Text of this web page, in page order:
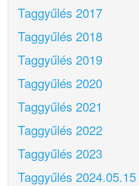
Taggyűlés 2017
Taggyűlés 2018
Taggyűlés 2019
Taggyűlés 2020
Taggyűlés 2021
Taggyűlés 2022
Taggyűlés 2023
Taggyűlés 2024.05.15